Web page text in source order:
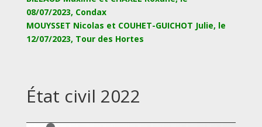
08/07/2023, Condax
MOUYSSET Nicolas et COUHET-GUICHOT Julie, le
12/07/2023, Tour des Hortes
État civil 2022